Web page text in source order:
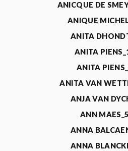
ANICQUE DE
ANIQUE
ANITA
ANITA
ANITA
ANITA VAN
ANJA VAN
ANN
ANNA
ANNA